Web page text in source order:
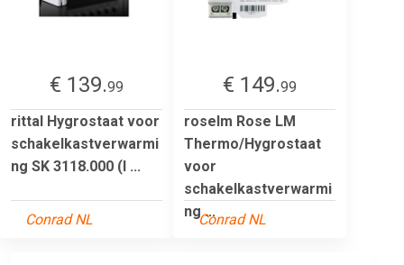
€ 139.99
rittal Hygrostaat voor
schakelkastverwarmi
ng SK 3118.000 (l ...
Conrad NL
€ 149.99
roselm Rose LM
Thermo/Hygrostaat
voor
schakelkastverwarmi
ng ...Conrad NL